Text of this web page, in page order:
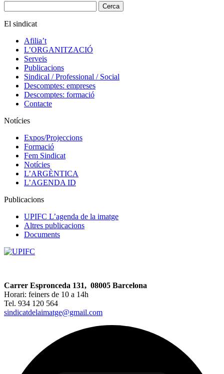
El sindicat
Afilia’t
L’ORGANITZACIÓ
Serveis
Publicacions
Sindical / Professional / Social
Descomptes: empreses
Descomptes: formació
Contacte
Notícies
Expos/Projeccions
Formació
Fem Sindicat
Notícies
L’ARGÈNTICA
L’AGENDA ID
Publicacions
UPIFC L’agenda de la imatge
Altres publicacions
Documents
Carrer Espronceda 131, 08005 Barcelona
Horari: feiners de 10 a 14h
Tel. 934 120 564
sindicatdelaimatge@gmail.com